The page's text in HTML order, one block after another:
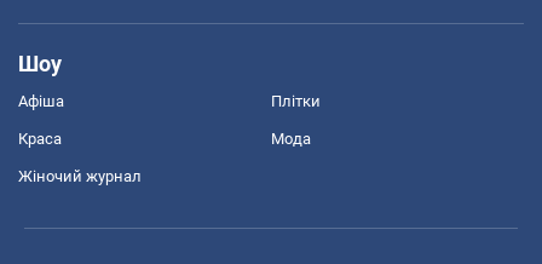
Шоу
Афіша Плітки
Краса Мода
Жіночий журнал